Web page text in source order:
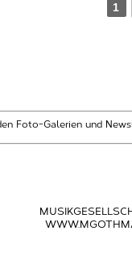
1
Foto-Galerien und